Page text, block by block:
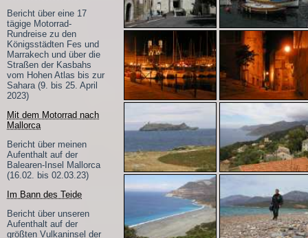
Bericht über eine 17
tägige Motorrad-
Rundreise zu den
Königsstädten Fes und
Marrakech und über die
Straßen der Kasbahs
vom Hohen Atlas bis zur
Sahara (9. bis 25. April
2023)
Mit dem Motorrad nach
Mallorca
Bericht über meinen
Aufenthalt auf der
Balearen-Insel Mallorca
(16.02. bis 02.03.23)
Im Bann des Teide
Bericht über unseren
Aufenthalt auf der
größten Vulkaninsel der